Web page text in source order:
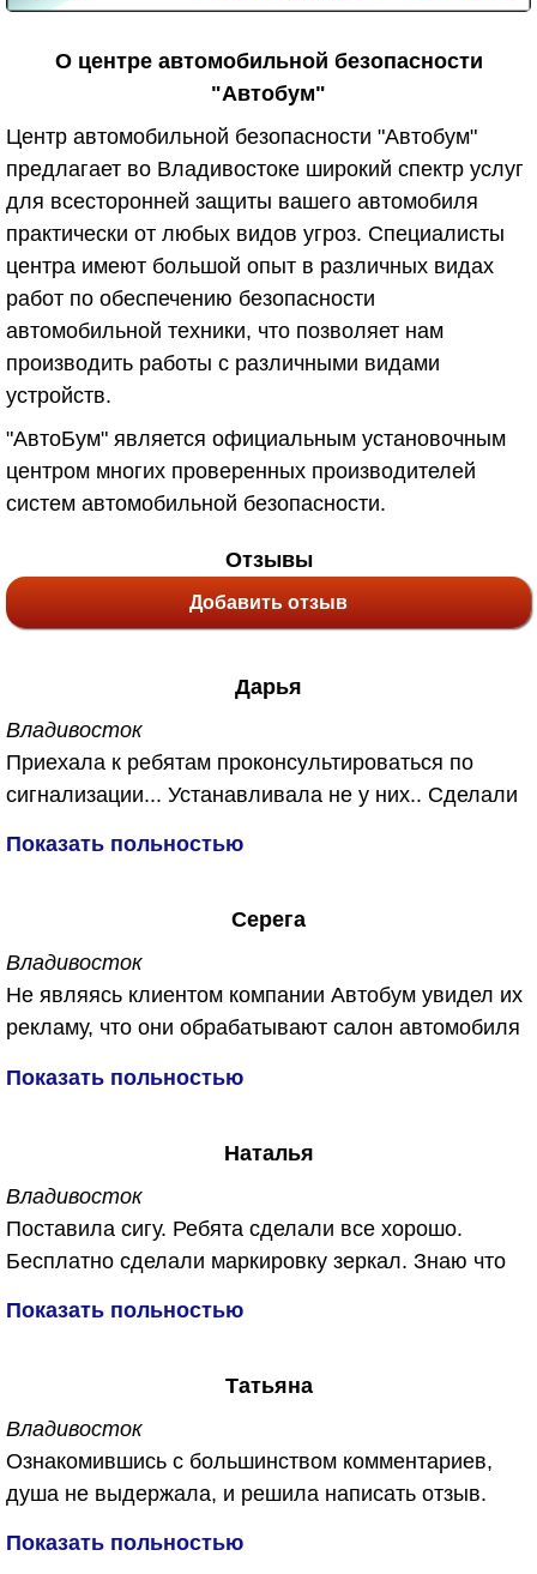
О центре автомобильной безопасности
"Автобум"
Центр автомобильной безопасности "Автобум"
предлагает во Владивостоке широкий спектр услуг
для всесторонней защиты вашего автомобиля
практически от любых видов угроз. Специалисты
центра имеют большой опыт в различных видах
работ по обеспечению безопасности
автомобильной техники, что позволяет нам
производить работы с различными видами
устройств.
"АвтоБум" является официальным установочным
центром многих проверенных производителей
систем автомобильной безопасности.
Отзывы
Добавить отзыв
Дарья
Владивосток
Приехала к ребятам проконсультироваться по
сигнализации... Устанавливала не у них.. Сделали
услуга озонирование салона. Не знаю что это
машина у меня после кузовного ремонта я
согласиась с удовольствием. Вы же знаете как
после кузовного ремонта пахнет ужасно в
машине... А сейчас пахнет чистым воздухм.
Показать польностью
Серега
Владивосток
Не являясь клиентом компании Автобум увидел их
рекламу, что они обрабатывают салон автомобиля
микробов ))))
Обещали, что в машине будет дышаться легко. Не
обманули. Спасибо огромное!
Показать польностью
Наталья
Владивосток
Поставила сигу. Ребята сделали все хорошо.
Бесплатно сделали маркировку зеркал. Знаю что
еще и обработали машину от запахов бесплатно.
Показать польностью
Татьяна
Владивосток
Ознакомившись с большинством комментариев,
душа не выдержала, и решила написать отзыв.
люди. Первый раз обратилась в данную компанию
Показать польностью